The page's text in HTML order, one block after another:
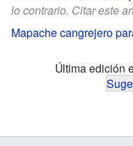
lo contrario. Citar este
Mapache cangrejero
Última edición